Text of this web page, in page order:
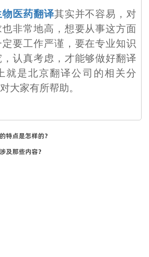
物医药翻译其实并不容易，对
非常地高，想要从事这方面
要工作严谨，要在专业知识
认真考虑，才能够做好翻译
就是北京翻译公司的相关分
大家有所帮助。
特点是怎样的？
及那些内容？